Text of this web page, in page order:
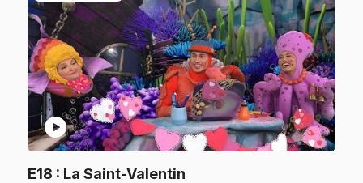
play_circle
E18 : La Saint-Valentin